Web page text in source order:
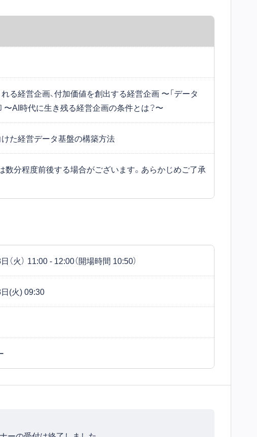
れる経営企画、付加価値を創出する経営企画 〜「データ
〜AI時代に生き残る経営企画の条件とは？〜
けた経営データ基盤の構築方法
分程度前後する場合がございます。あらかじめご了承
（火） 11:00 - 12:00（開場時間 10:50）
(火) 09:30